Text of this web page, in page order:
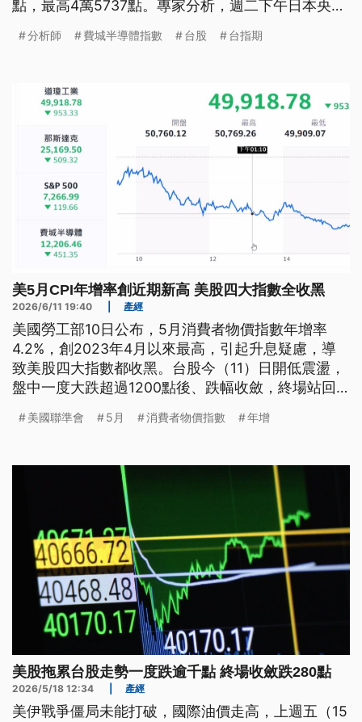
點，最高4萬5737點。專家分析，週二下午日本央行
利率決策會議，預期本週股市將持續震盪。
分析師 費城半導體指數 台股 台指期
美5月CPI年增率創近期新高 美股四大指數全收黑
2026/6/11 19:40 產經
美國勞工部10日公布，5月消費者物價指數年增率
4.2%，創2023年4月以來最高，引起升息疑慮，導
致美股四大指數都收黑。台股今（11）日開低震盪，
盤中一度大跌超過1200點後、跌幅收斂，終場站回4
收，新台幣4169億7500萬元，年增30.1%，但股價
美國聯準會 5月 消費者物價指數 年增
美股拖累台股走勢一度跌逾千點 終場收斂跌280點
2026/5/18 12:34 產經
美伊戰爭僵局未能打破，國際油價走高，上週五（15